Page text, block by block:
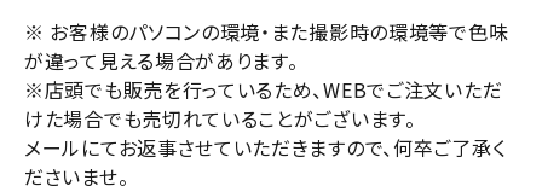
※ お客様のパソコンの環境・また撮影時の環境等で色味
が違って見える場合があります。
※店頭でも販売を行っているため、WEBでご注文いただ
けた場合でも売切れていることがございます。
メールにてお返事させていただきますので、何卒ご了承く
ださいませ。